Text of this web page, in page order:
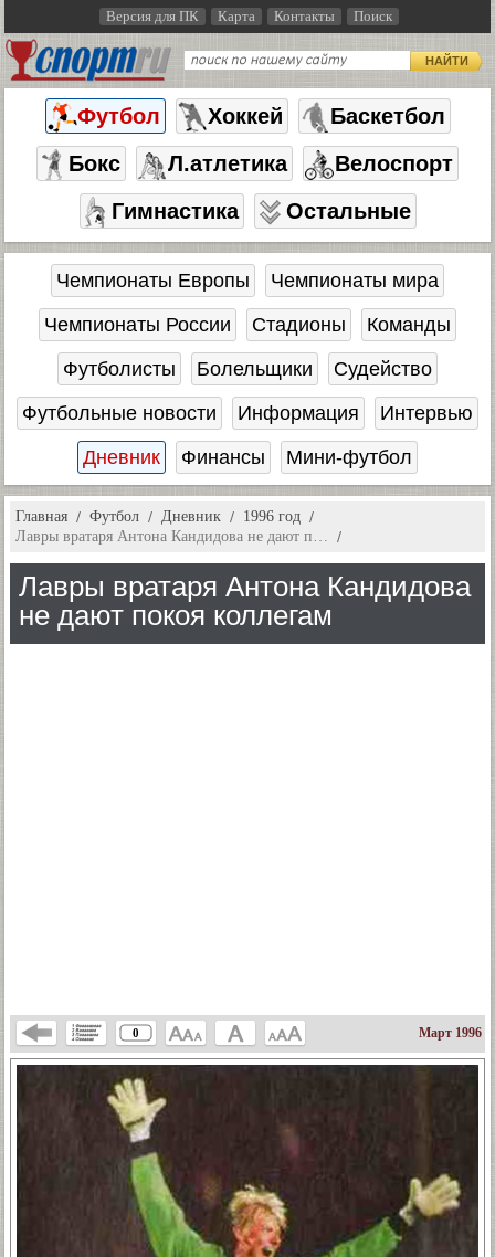
Версия для ПК Карта Контакты Поиск
НАЙТИ
Футбол Хоккей
Баскетбол
Бокс
Л.атлетика
Велоспорт
Гимнастика
Остальные
Чемпионаты Европы
Чемпионаты мира
Чемпионаты России
Стадионы
Команды
Футболисты
Болельщики
Судейство
Футбольные новости
Информация
Интервью
Дневник
Финансы Мини-футбол
Главная Футбол Дневник
1996 год
Лавры вратаря Антона Кандидова не дают п…
Лавры вратаря Антона Кандидова
не дают покоя коллегам
0 Март 1996